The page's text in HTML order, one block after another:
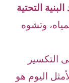
التحتية
وتشوه
التكسير
اليوم هو